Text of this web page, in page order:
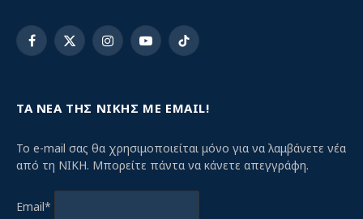
Facebook
X
InstagramYouTubeTikTok
ΤΑ ΝΕΑ ΤΗΣ ΝΙΚΗΣ ΜΕ EMAIL!
Το e-mail σας θα χρησιμοποιείται μόνο για να λαμβάνετε νέα
από τη ΝΙΚΗ. Μπορείτε πάντα να κάνετε απεγγράφη.
Email*